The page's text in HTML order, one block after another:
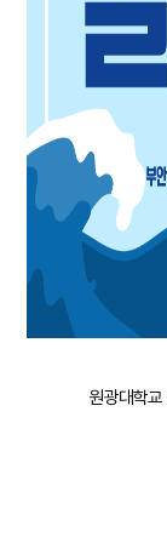
원광대학교